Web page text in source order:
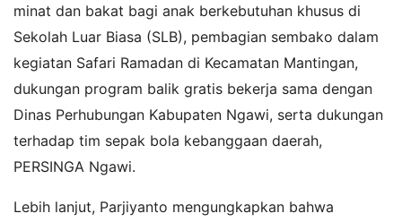
minat dan bakat bagi anak berkebutuhan khusus di
Sekolah Luar Biasa (SLB), pembagian sembako dalam
kegiatan Safari Ramadan di Kecamatan Mantingan,
dukungan program balik gratis bekerja sama dengan
Dinas Perhubungan Kabupaten Ngawi, serta dukungan
terhadap tim sepak bola kebanggaan daerah,
PERSINGA Ngawi.
Lebih lanjut, Parjiyanto mengungkapkan bahwa